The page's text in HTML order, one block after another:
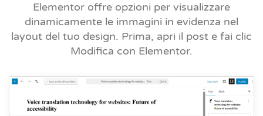
Elementor offre opzioni per visualizzare
dinamicamente le immagini in evidenza nel
layout del tuo design. Prima, apri il post e fai clic
Modifica con Elementor.